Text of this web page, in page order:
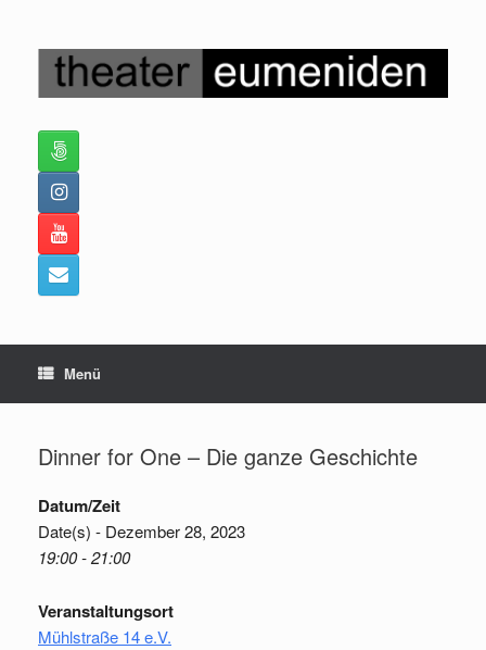
springen
Menü
Dinner for One – Die ganze Geschichte
Datum/Zeit
Date(s) - Dezember 28, 2023
19:00 - 21:00
Veranstaltungsort
Mühlstraße 14 e.V.